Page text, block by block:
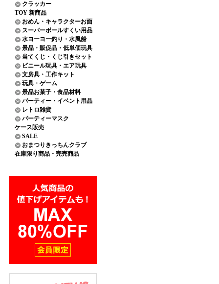
クラッカー
TOY 新商品
おめん・キャラクターお面
スーパーボールすくい用品
水ヨーヨー釣り・水風船
景品・販促品・低単価玩具
当てくじ・くじ引きセット
ビニール玩具・エア玩具
文房具・工作キット
玩具・ゲーム
景品お菓子・食品材料
パーティー・イベント用品
レトロ雑貨
パーティーマスク
ケース販売
SALE
おまつりきっちんクラブ
在庫限り商品・完売商品